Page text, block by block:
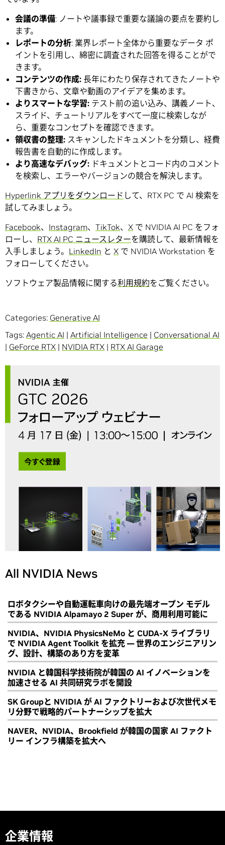
会議の準備: ノートや議事録で重要な議論の要点を要約し
ます。
レポートの分析: 業界レポート全体から重要なデータ ポ
イントを引用し、綿密に調査された回答を得ることがで
きます。
コンテンツの作成: 長年にわたり保存されてきたノートや
下書きから、文章や動画のアイデアを集めます。
よりスマートな学習: テスト前の追い込み、講義ノート、
スライド、チュートリアルをすべて一度に検索しなが
ら、重要なコンセプトを確認できます。
領収書の整理: スキャンしたドキュメントを分類し、経費
報告書を自動的に作成します。
より高速なデバッグ: ドキュメントとコード内のコメント
を検索し、エラーやバージョンの競合を解決します。
Hyperlink アプリをダウンロード して、RTX PC で AI 検索を
試してみましょう。
Facebook、 Instagram、 TikTok、 X で NVIDIA AI PC をフォ
ローし、 RTX AI PC ニュースレターを購読して、最新情報を
入手しましょう。 LinkedIn と X で NVIDIA Workstation を
フォローしてください。
ソフトウェア製品情報に関する利用規約をご覧ください。
Categories: Generative AI
Tags: Agentic AI | Artificial Intelligence | Conversational AI
| GeForce RTX | NVIDIA RTX | RTX AI Garage
All NVIDIA News
ロボタクシーや自動運転車向けの最先端オープン モデル
である NVIDIA Alpamayo 2 Super が、商用利用可能に
NVIDIA、NVIDIA PhysicsNeMo と CUDA-X ライブラリ
で NVIDIA Agent Toolkit を拡充 ― 世界のエンジニアリン
グ、設計、構築のあり方を変革
NVIDIA と韓国科学技術院が韓国の AI イノベーションを
加速させる AI 共同研究ラボを開設
SK Groupと NVIDIA が AI ファクトリーおよび次世代メモ
リ分野で戦略的パートナーシップを拡大
NAVER、NVIDIA、Brookfield が韓国の国家 AI ファクト
リー インフラ構築を拡大へ
企業情報